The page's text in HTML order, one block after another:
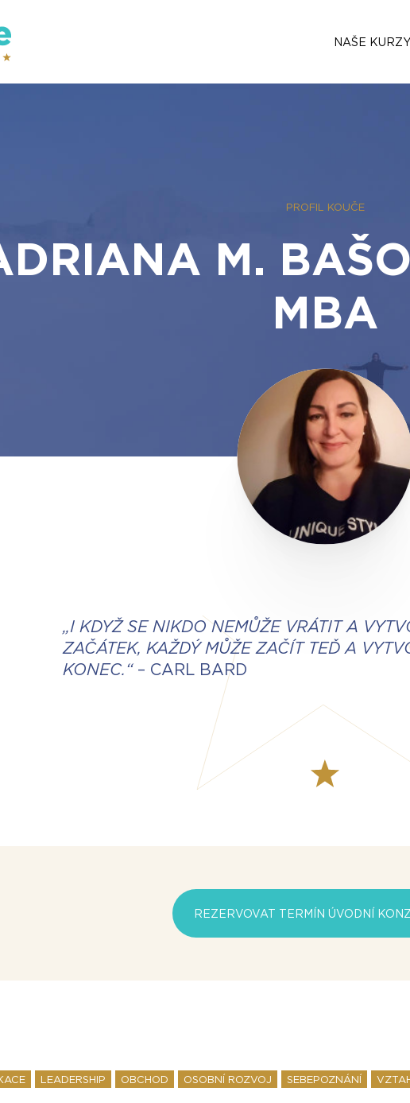
NAŠE KURZY
PROFIL KOUČE
M.
MBA
„I KDYŽ SE NIKDO NEMŮŽE VRÁTIT A
ZAČÁTEK, KAŽDÝ MŮŽE ZAČÍT TEĎ A
KONEC.“ – CARL BARD
REZERVOVAT TERMÍN ÚVODNÍ
LEADERSHIP OBCHOD OSOBNÍ ROZVOJ SEBEPOZNÁNÍ